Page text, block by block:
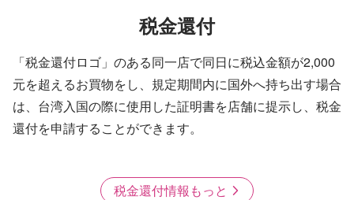
税金還付
「税金還付ロゴ」のある同一店で同日に税込金額が2,000
元を超えるお買物をし、規定期間内に国外へ持ち出す場合
は、台湾入国の際に使用した証明書を店舗に提示し、税金
還付を申請することができます。
税金還付情報もっと